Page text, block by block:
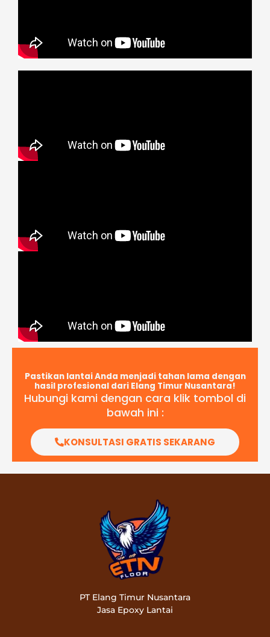
Pastikan lantai Anda menjadi tahan lama dengan
hasil profesional dari Elang Timur Nusantara!
Hubungi kami dengan cara klik tombol di
bawah ini :
KONSULTASI GRATIS SEKARANG
PT Elang Timur Nusantara
Jasa Epoxy Lantai